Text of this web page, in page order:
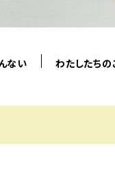
ない わたしたちの